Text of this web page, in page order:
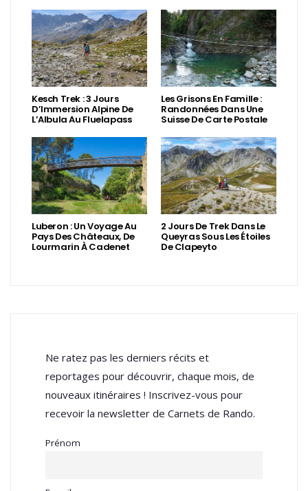
Kesch Trek : 3 Jours
D’Immersion Alpine De
L’Albula Au Fluelapass
Les Grisons En Famille :
Randonnées Dans Une
Suisse De Carte Postale
Luberon : Un Voyage Au
Pays Des Châteaux, De
Lourmarin À Cadenet
2 Jours De Trek Dans Le
Queyras Sous Les Étoiles
De Clapeyto
Ne ratez pas les derniers récits et
reportages pour découvrir, chaque mois, de
nouveaux itinéraires ! Inscrivez-vous pour
recevoir la newsletter de Carnets de Rando.
Prénom